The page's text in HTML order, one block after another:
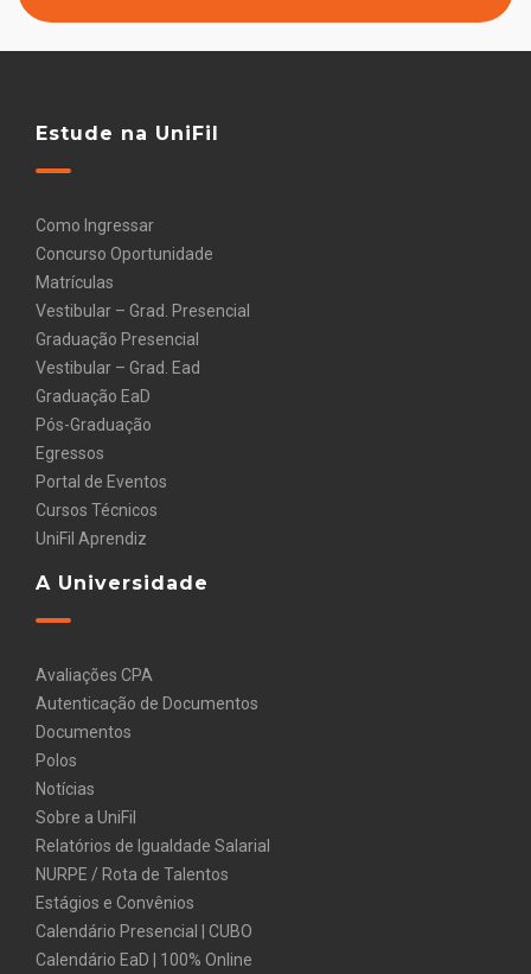
Estude na UniFil
Como Ingressar
Concurso Oportunidade
Matrículas
Vestibular – Grad. Presencial
Graduação Presencial
Vestibular – Grad. Ead
Graduação EaD
Pós-Graduação
Egressos
Portal de Eventos
Cursos Técnicos
UniFil Aprendiz
A Universidade
Avaliações CPA
Autenticação de Documentos
Documentos
Polos
Notícias
Sobre a UniFil
Relatórios de Igualdade Salarial
NURPE / Rota de Talentos
Estágios e Convênios
Calendário Presencial | CUBO
Calendário EaD | 100% Online